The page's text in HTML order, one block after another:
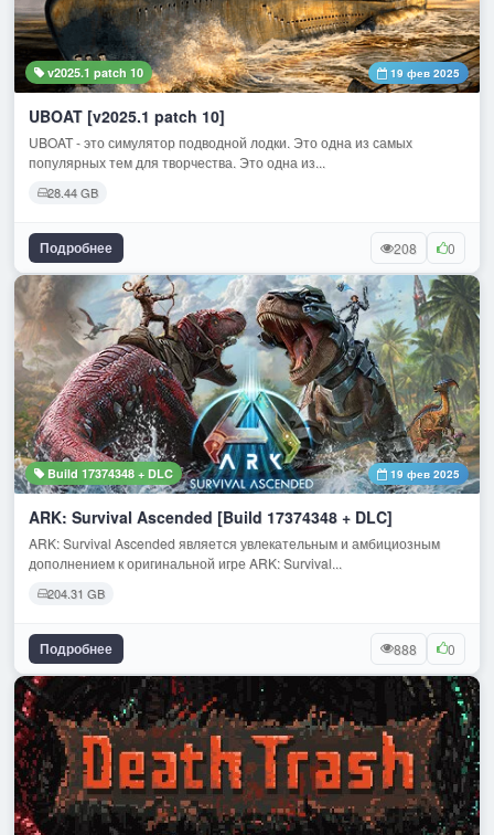
v2025.1 patch 10 19 фев 2025
UBOAT [v2025.1 patch 10]
UBOAT - это симулятор подводной лодки. Это одна из самых
популярных тем для творчества. Это одна из...
28.44 GB
Подробнее 208 0
Build 17374348 + DLC 19 фев 2025
ARK: Survival Ascended [Build 17374348 + DLC]
ARK: Survival Ascended является увлекательным и амбициозным
дополнением к оригинальной игре ARK: Survival...
204.31 GB
Подробнее 888 0